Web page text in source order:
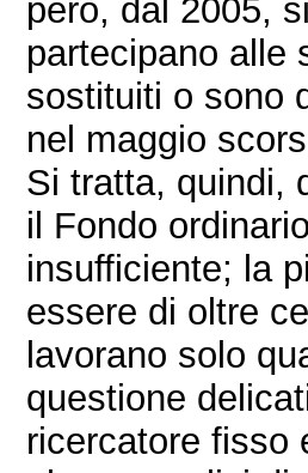
però, dal 2005,
partecipano alle
sostituiti o sono
nel maggio
Si tratta, quindi,
il Fondo
insufficiente; la
essere di oltre
lavorano solo
questione
ricercatore fisso